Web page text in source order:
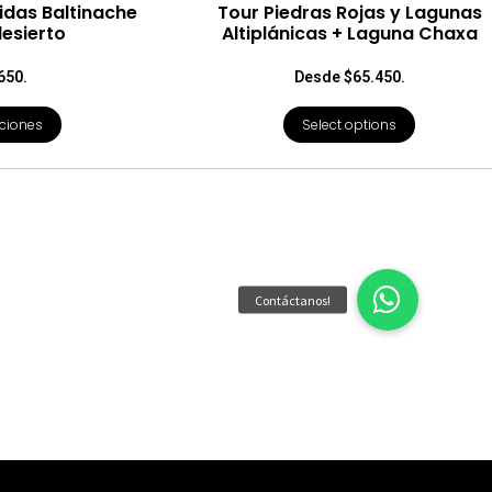
Baltinache
Tour Piedras Rojas y Lagunas
Altiplánicas + Laguna Chaxa
Desde $65.450.
Select options